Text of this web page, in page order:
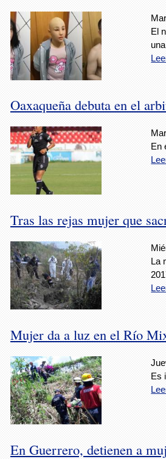
El
Oaxaqueña debuta en el
En
Tras las rejas mujer que
La
Mujer da a luz en el Río
Es
En Guerrero, detienen a